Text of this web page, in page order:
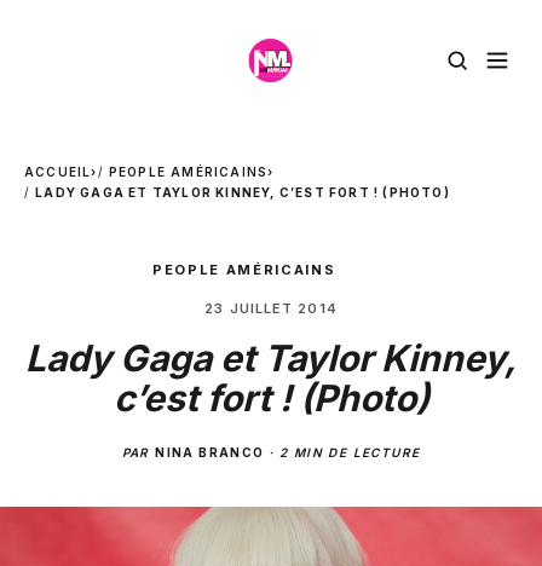
ACCUEIL› PEOPLE AMÉRICAINS›
LADY GAGA ET TAYLOR KINNEY, C’EST FORT ! (PHOTO)
PEOPLE AMÉRICAINS
23 JUILLET 2014
Lady Gaga et Taylor Kinney,
c’est fort ! (Photo)
PARNINA BRANCO · 2 MIN DE LECTURE